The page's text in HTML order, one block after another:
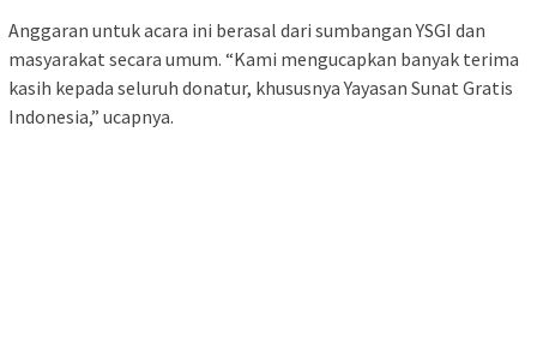
Anggaran untuk acara ini berasal dari sumbangan YSGI dan
masyarakat secara umum. “Kami mengucapkan banyak terima
kasih kepada seluruh donatur, khususnya Yayasan Sunat Gratis
Indonesia,” ucapnya.